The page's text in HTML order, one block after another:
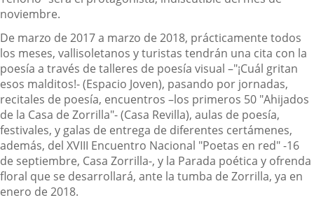
noviembre.
De marzo de 2017 a marzo de 2018, prácticamente todos
los meses, vallisoletanos y turistas tendrán una cita con la
poesía a través de talleres de poesía visual –"¡Cuál gritan
esos malditos!- (Espacio Joven), pasando por jornadas,
recitales de poesía, encuentros –los primeros 50 "Ahijados
de la Casa de Zorrilla"- (Casa Revilla), aulas de poesía,
festivales, y galas de entrega de diferentes certámenes,
además, del XVIII Encuentro Nacional "Poetas en red" -16
de septiembre, Casa Zorrilla-, y la Parada poética y ofrenda
floral que se desarrollará, ante la tumba de Zorrilla, ya en
enero de 2018.